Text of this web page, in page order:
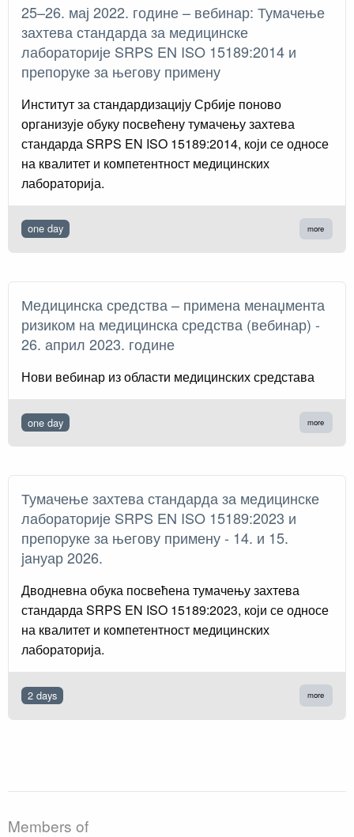
25–26. мај 2022. године – вебинар: Тумачење
захтева стандарда за медицинске
лабораторије SRPS EN ISO 15189:2014 и
препоруке за његову примену
Институт за стандардизацију Србије поново
организује обуку посвећену тумачењу захтева
стандарда SRPS EN ISO 15189:2014, који се односе
на квалитет и компетентност медицинских
лабораторија.
one day more
Медицинска средства – примена менаџмента
ризиком на медицинска средства (вебинар) -
26. април 2023. године
Нови вебинар из области медицинских средстава
one day more
Тумачење захтева стандарда за медицинске
лабораторије SRPS EN ISO 15189:2023 и
препоруке за његову примену - 14. и 15.
jaнуар 2026.
Дводневна обука посвећена тумачењу захтева
стандарда SRPS EN ISO 15189:2023, који се односе
на квалитет и компетентност медицинских
лабораторија.
2 days more
Members of